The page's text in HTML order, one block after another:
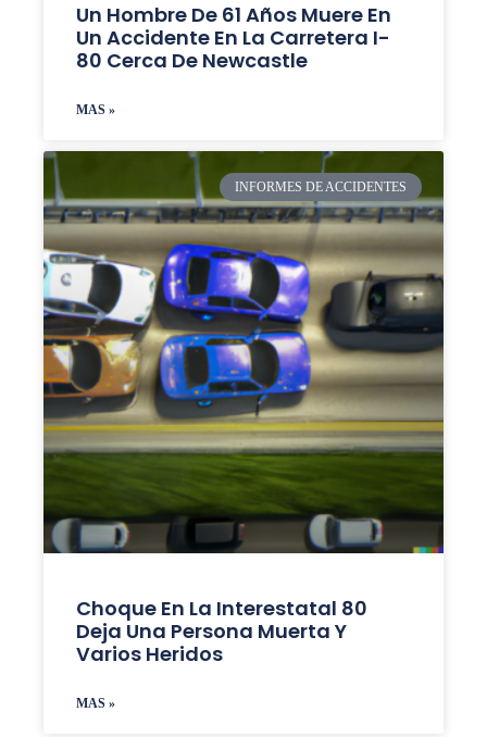
Un Hombre De 61 Años Muere En
Un Accidente En La Carretera I-
80 Cerca De Newcastle
MAS »
INFORMES DE ACCIDENTES
Choque En La Interestatal 80
Deja Una Persona Muerta Y
Varios Heridos
MAS »